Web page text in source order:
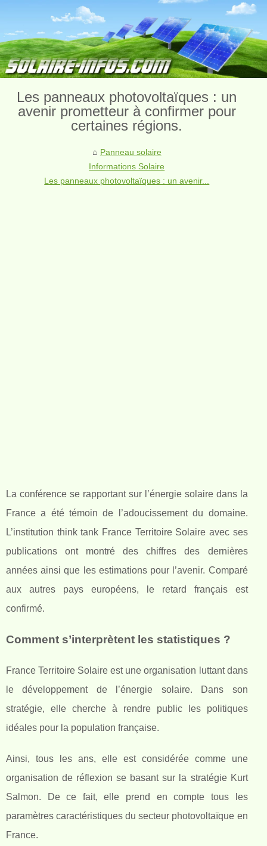
Les panneaux photovoltaïques : un
avenir prometteur à confirmer pour
certaines régions.
Panneau solaire
Informations Solaire
Les panneaux photovoltaïques : un avenir...
La conférence se rapportant sur l’énergie solaire dans la
France a été témoin de l’adoucissement du domaine.
L’institution think tank France Territoire Solaire avec ses
publications ont montré des chiffres des dernières
années ainsi que les estimations pour l’avenir. Comparé
aux autres pays européens, le retard français est
confirmé.
Comment s’interprètent les statistiques ?
France Territoire Solaire est une organisation luttant dans
le développement de l’énergie solaire. Dans son
stratégie, elle cherche à rendre public les politiques
idéales pour la population française.
Ainsi, tous les ans, elle est considérée comme une
organisation de réflexion se basant sur la stratégie Kurt
Salmon. De ce fait, elle prend en compte tous les
paramètres caractéristiques du secteur photovoltaïque en
France.